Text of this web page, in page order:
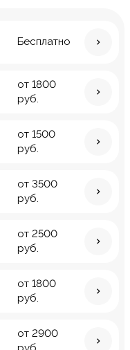
Бесплатно
от 1800
руб.
от 1500
руб.
от 3500
руб.
от 2500
руб.
от 1800
руб.
от 2900